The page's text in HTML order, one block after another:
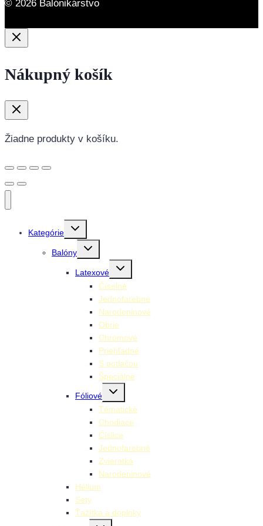
© 2026 Balónikárstvo
Nákupný košík
Žiadne produkty v košíku.
Kategórie
Toggle
menu
Balóny
Toggle
Latexové
Toggle
menu
Číselné
Jednofarebné
Narodeninové
Obrie
Chrómové
Priehľadné
S potlačou
Špeciálne
Fóliové
Toggle
menu
Tématické
Chodiace
Číslice
Jednofarebné
Zvieratká
Narodeninové
Hélium
Sety
Ťažítka a doplnky